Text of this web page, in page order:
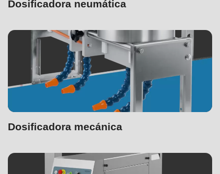
Dosificadora neumática
Dosificadora mecánica